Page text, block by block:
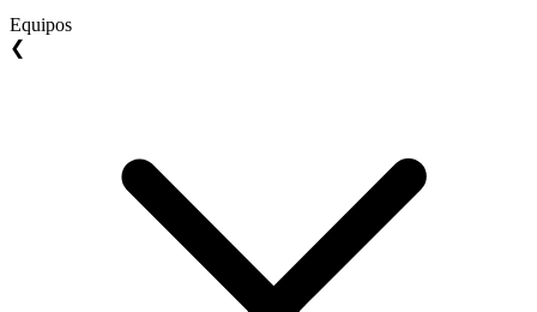
Equipos
❮